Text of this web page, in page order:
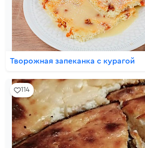
Творожная запеканка с курагой
114